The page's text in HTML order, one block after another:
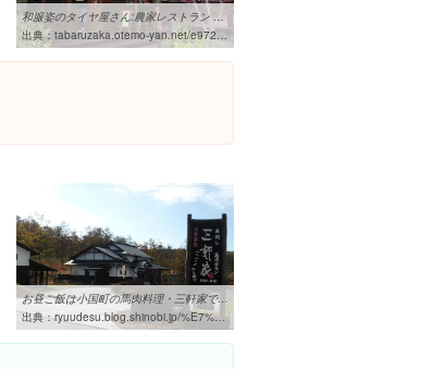
和服姿のタイヤ屋さん:農家レストラン カップル 小国町 卒園・入学祝い ...
出典： tabaruzaka.otemo-yan.net/e972403.html
お昼ご飯は小国町の馬肉料理・三軒家で | どこでも晴れたらワン歩
出典：ryuudesu.blog.shinobi.jp/%E7%86%8A%E6%9C%AC%E7%9C%8C/%E4%B8%8B%E5%9F%8E%E3%81%AE%E5%A4%A7%E3%82%A4%E3%83%81%E3%83%A7%E3%82%A6